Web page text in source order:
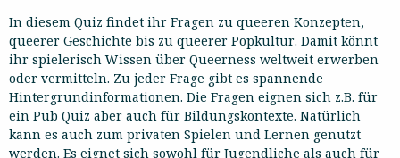
In diesem Quiz findet ihr Fragen zu queeren Konzepten,
queerer Geschichte bis zu queerer Popkultur. Damit könnt
ihr spielerisch Wissen über Queerness weltweit erwerben
oder vermitteln. Zu jeder Frage gibt es spannende
Hintergrundinformationen. Die Fragen eignen sich z.B. für
ein Pub Quiz aber auch für Bildungskontexte. Natürlich
kann es auch zum privaten Spielen und Lernen genutzt
werden. Es eignet sich sowohl für Jugendliche als auch für